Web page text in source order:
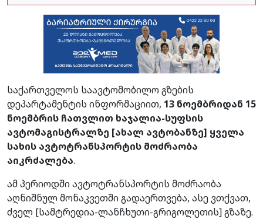
საქართველოს საავტომობილო გზების
დეპარტამენტის ინფორმაციით, 13 ნოემბრიდან 15
ნოემბრის ჩათვლით ხაჯალია-სუფსის
ავტომაგისტრალზე [ახალ ავტობანზე] ყველა
სახის ავტოტრანსპორტის მოძრაობა
აიკრძალება.
ამ პერიოდში ავტოტრანსპორტის მოძრაობა
აღნიშნულ მონაკვეთში გადაერთვება, ასე ვთქვათ,
ძველ [სამტრედია-ლანჩხუთი-გრიგოლეთის] გზაზე.